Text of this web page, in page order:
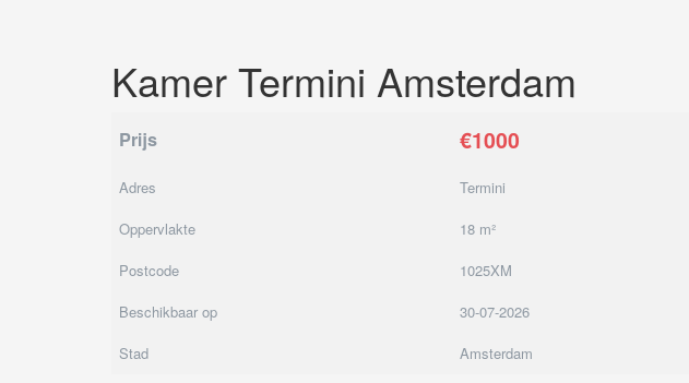
Kamer Termini Amsterdam
Prijs €1000
Adres
Termini
Oppervlakte
18 m²
Postcode
1025XM
Beschikbaar op
30-07-2026
Stad
Amsterdam